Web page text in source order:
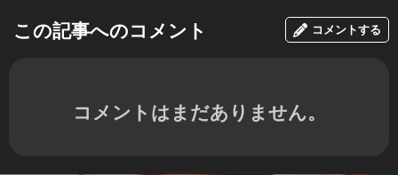
この記事へのコメント コメントする
コメントはまだありません。